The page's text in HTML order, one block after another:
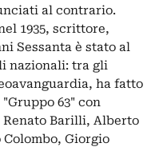
al contrario.
1935, scrittore,
Sessanta è stato al
nazionali: tra gli
ha fatto
63" con
Renato Barilli, Alberto
Giorgio